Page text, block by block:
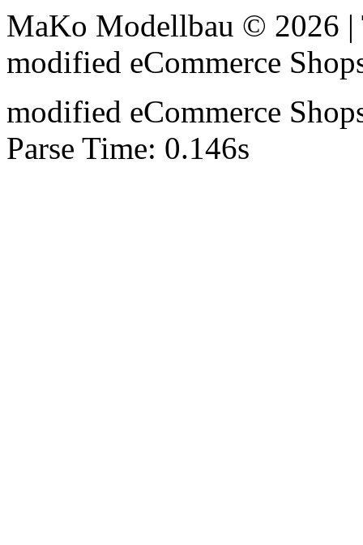
MaKo Modellbau © 2026
modified eCommerce
modified eCommerce
Parse Time: 0.146s